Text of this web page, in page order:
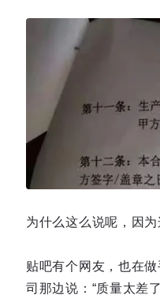
为什么这么说呢，因
贴吧有个网友，也在
司那边说：“质量太差